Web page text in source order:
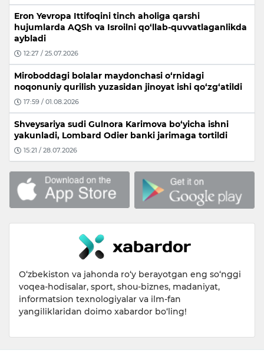
Eron Yevropa Ittifoqini tinch aholiga qarshi
hujumlarda AQSh va Isroilni qo‘llab-quvvatlaganlikda
aybladi
12:27 / 25.07.2026
Miroboddagi bolalar maydonchasi o‘rnidagi
noqonuniy qurilish yuzasidan jinoyat ishi qo‘zg‘atildi
17:59 / 01.08.2026
Shveysariya sudi Gulnora Karimova bo‘yicha ishni
yakunladi, Lombard Odier banki jarimaga tortildi
15:21 / 28.07.2026
O‘zbekiston va jahonda ro‘y berayotgan eng so‘nggi
voqea-hodisalar, sport, shou-biznes, madaniyat,
informatsion texnologiyalar va ilm-fan
yangiliklaridan doimo xabardor bo‘ling!